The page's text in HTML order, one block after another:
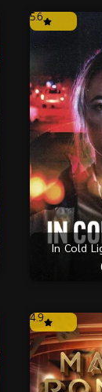
5.6
In Cold
4.9